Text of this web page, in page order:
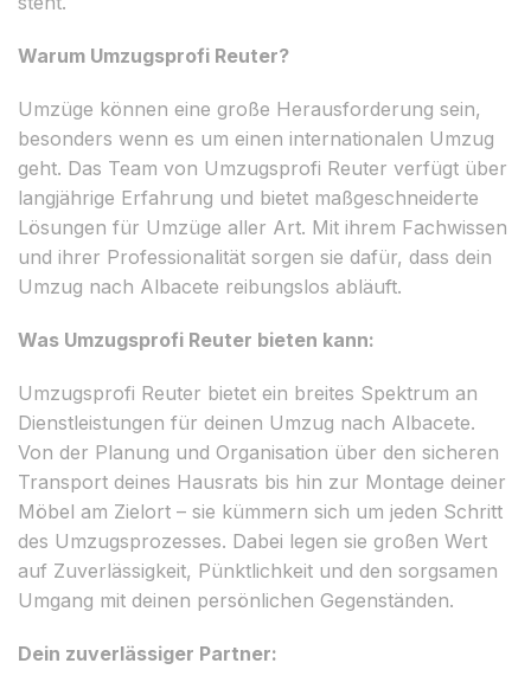
Warum Umzugsprofi Reuter?
Umzüge können eine große Herausforderung sein,
besonders wenn es um einen internationalen Umzug
geht. Das Team von Umzugsprofi Reuter verfügt über
langjährige Erfahrung und bietet maßgeschneiderte
Lösungen für Umzüge aller Art. Mit ihrem Fachwissen
und ihrer Professionalität sorgen sie dafür, dass dein
Umzug nach Albacete reibungslos abläuft.
Was Umzugsprofi Reuter bieten kann:
Umzugsprofi Reuter bietet ein breites Spektrum an
Dienstleistungen für deinen Umzug nach Albacete.
Von der Planung und Organisation über den sicheren
Transport deines Hausrats bis hin zur Montage deiner
Möbel am Zielort – sie kümmern sich um jeden Schritt
des Umzugsprozesses. Dabei legen sie großen Wert
auf Zuverlässigkeit, Pünktlichkeit und den sorgsamen
Umgang mit deinen persönlichen Gegenständen.
Dein zuverlässiger Partner: